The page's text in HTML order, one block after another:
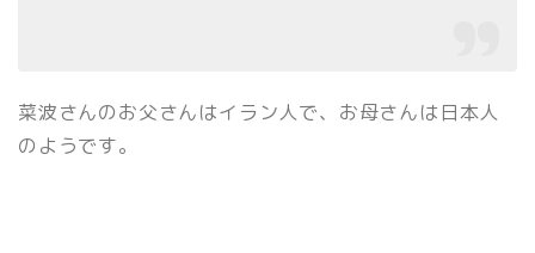
菜波さんのお父さんはイラン人で、お母さんは日本人
のようです。